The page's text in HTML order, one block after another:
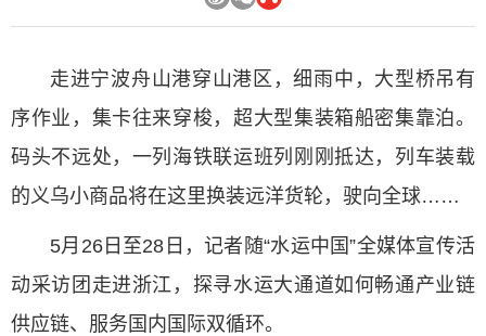
走进宁波舟山港穿山港区，细雨中，大型桥吊有
序作业，集卡往来穿梭，超大型集装箱船密集靠泊。
码头不远处，一列海铁联运班列刚刚抵达，列车装载
的义乌小商品将在这里换装远洋货轮，驶向全球……
5月26日至28日，记者随“水运中国”全媒体宣传活
动采访团走进浙江，探寻水运大通道如何畅通产业链
供应链、服务国内国际双循环。